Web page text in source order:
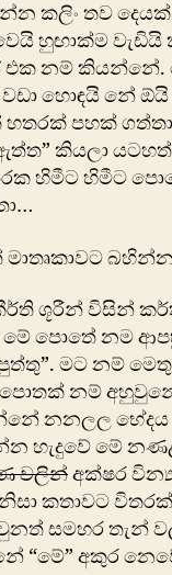
කලිං තව
හුඟාක්ම වැඩියි
එක නම් කියන්නේ.
වඩා හොඳයි නේ
පහක්
කියලා
හිමීට හිමීට
මාතෘකාවට
ශූරීන් විසින්
පොතේ නම
මට නම්
පොතක් නම්
නනලල
හැදුවේ මේ
වලින්අක්ෂර
කතාවට
සමහර තැන්
“මේ” අකුර